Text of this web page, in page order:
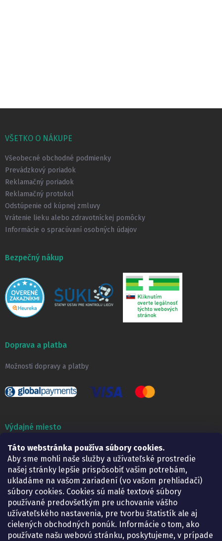
Táto webstránka používa súbory cookies.
Aby sme mohli naše služby a užívateľské prostredie
našej stránky lepšie prispôsobiť vašim potrebám,
ukladáme na vašom zariadení (vo vašom prehliadači)
súbory cookies. Cookies sú malé textové súbory
používané predovšetkým pre uchovanie vášho
užívateľského nastavenia, pre tvorbu štatistík ale aj
cielených obchodných ponúk. Informácie o tom, ako
používate našu webovú stránku, poskytujeme, v prípade
pVŠETKO O NÁKUPE
Všeobecné obchodné podmienky
Prevádzkový poriadok
Reklamačný poriadok
Reklamačný protokol
Odstúpenie od kúpnej zmluvy
Vrátenie lieku alebo zdravotníckej pomôcky
Informácie o spracúvaní osobných údajov
Bezpečný nákup
Doprava a platba
Možnosti dopravy a platby
Výdajné miesto
Lekáreň ADONAI
Košice – Smetanova 2
Pondelok:
07.30 – 15.30 h.
Utorok:
07.30 – 16.00 h.
Streda:
07.30 – 16.00 h.
Štvrtok:
07.30 – 15.30 h.
Piatok:
07.30 – 15.30 h.
KONTAKT